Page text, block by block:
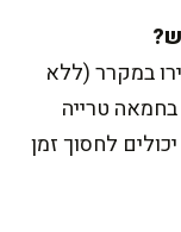
במקרר (ללא
טרייה
לחסוך זמן